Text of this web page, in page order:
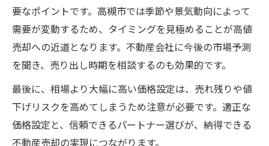
要なポイントです。高槻市では季節や景気動向によって
需要が変動するため、タイミングを見極めることが高値
売却への近道となります。不動産会社に今後の市場予測
を聞き、売り出し時期を相談するのも効果的です。
最後に、相場より大幅に高い価格設定は、売れ残りや値
下げリスクを高めてしまうため注意が必要です。適正な
価格設定と、信頼できるパートナー選びが、納得できる
不動産売却の実現につながります。